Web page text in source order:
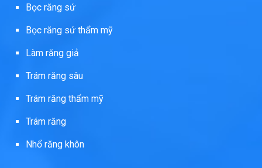
Bọc răng sứ
Bọc răng sứ thẩm mỹ
Làm răng giả
Trám răng sâu
Trám răng thẩm mỹ
Trám răng
Nhổ răng khôn